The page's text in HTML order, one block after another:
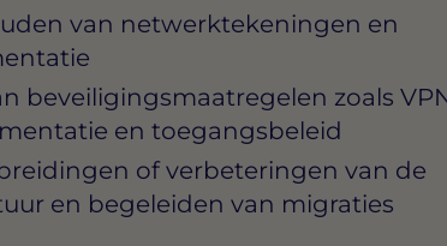
van netwerktekeningen en
beveiligingsmaatregelen zoals
en toegangsbeleid
of verbeteringen van de
en begeleiden van migraties